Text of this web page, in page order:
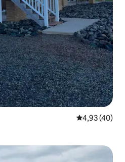
4,93 av 5 i
4,93 (40)